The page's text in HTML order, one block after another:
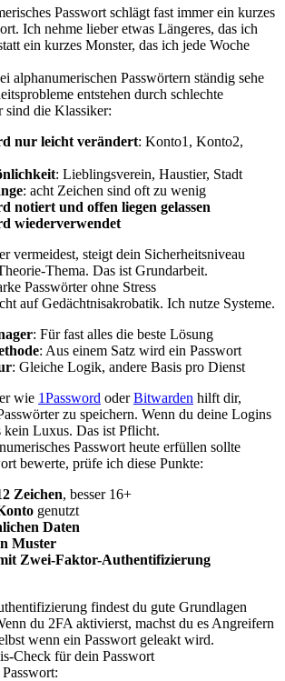
Passwort schlägt fast immer ein kurzes
Ich nehme lieber etwas Längeres, das ich
ein kurzes Monster, das ich jede Woche
alphanumerischen Passwörtern ständig sehe
entstehen durch schlechte
sind die Klassiker:
nur leicht verändert: Konto1, Konto2,
: Lieblingsverein, Haustier, Stadt
: acht Zeichen sind oft zu wenig
notiert und offen liegen gelassen
wiederverwendet
vermeidest, steigt dein Sicherheitsniveau
Thema. Das ist Grundarbeit.
Passwörter ohne Stress
auf Gedächtnisakrobatik. Ich nutze Systeme.
: Für fast alles die beste Lösung
: Aus einem Satz wird ein Passwort
: Gleiche Logik, andere Basis pro Dienst
wie 1Password oderBitwarden hilft dir,
zu speichern. Wenn du deine Logins
kein Luxus. Das ist Pflicht.
Passwort heute erfüllen sollte
bewerte, prüfe ich diese Punkte:
Zeichen, besser 16+
genutzt
Daten
Muster
Zwei-Faktor-Authentifizierung
findest du gute Grundlagen
du 2FA aktivierst, machst du es Angreifern
wenn ein Passwort geleakt wird.
Check für dein Passwort